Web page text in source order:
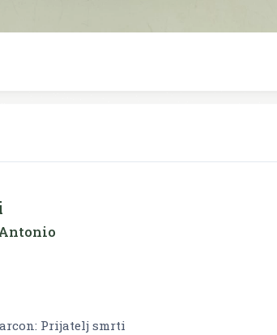
Prijatelj smrti